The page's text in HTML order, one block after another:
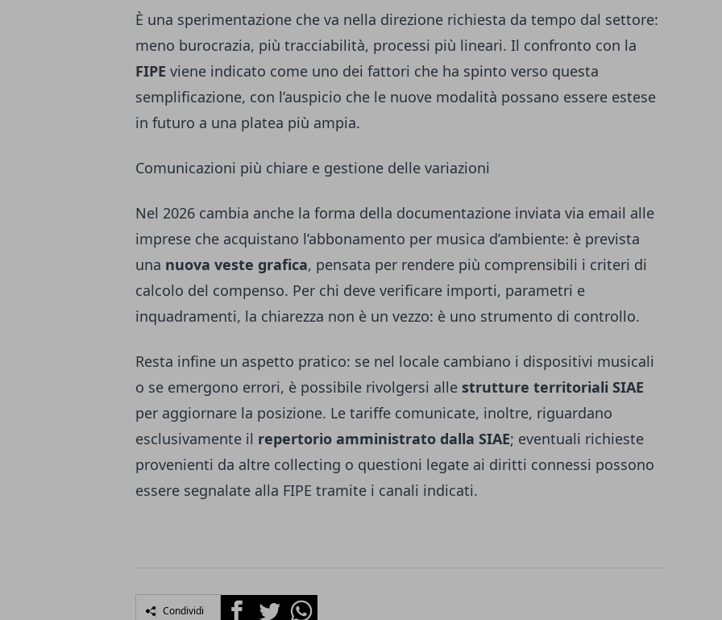
È una sperimentazione che va nella direzione richiesta da tempo dal settore:
meno burocrazia, più tracciabilità, processi più lineari. Il confronto con la
FIPE viene indicato come uno dei fattori che ha spinto verso questa
semplificazione, con l’auspicio che le nuove modalità possano essere estese
in futuro a una platea più ampia.
Comunicazioni più chiare e gestione delle variazioni
Nel 2026 cambia anche la forma della documentazione inviata via email alle
imprese che acquistano l’abbonamento per musica d’ambiente: è prevista
una nuova veste grafica, pensata per rendere più comprensibili i criteri di
calcolo del compenso. Per chi deve verificare importi, parametri e
inquadramenti, la chiarezza non è un vezzo: è uno strumento di controllo.
Resta infine un aspetto pratico: se nel locale cambiano i dispositivi musicali
o se emergono errori, è possibile rivolgersi alle strutture territoriali SIAE
per aggiornare la posizione. Le tariffe comunicate, inoltre, riguardano
esclusivamente il repertorio amministrato dalla SIAE; eventuali richieste
provenienti da altre collecting o questioni legate ai diritti connessi possono
essere segnalate alla FIPE tramite i canali indicati.
Condividi FacebookTwitterWhatsapp